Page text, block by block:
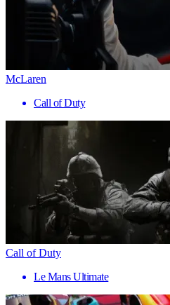
McLaren
Call of Duty
Call of Duty
Le Mans Ultimate